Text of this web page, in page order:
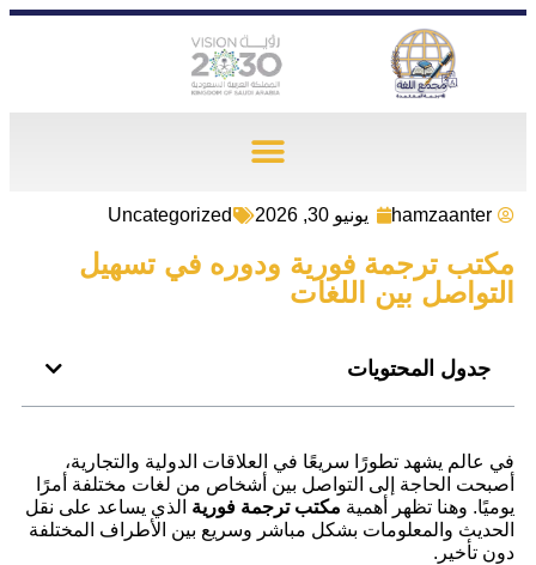
hamzaanter يونيو 30, 2026 Uncategorized
مكتب ترجمة فورية ودوره في تسهيل
التواصل بين اللغات
جدول المحتويات
في عالم يشهد تطورًا سريعًا في العلاقات الدولية والتجارية،
أصبحت الحاجة إلى التواصل بين أشخاص من لغات مختلفة أمرًا
يوميًا. وهنا تظهر أهمية مكتب ترجمة فورية الذي يساعد على نقل
الحديث والمعلومات بشكل مباشر وسريع بين الأطراف المختلفة
دون تأخير.